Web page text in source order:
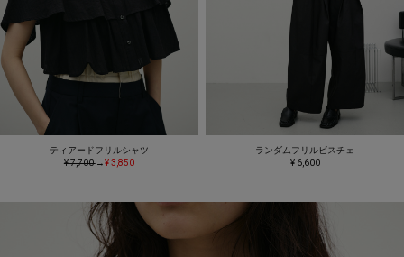
ティアードフリルシャツ
¥ 7,700→¥ 3,850
ランダムフリルビスチェ
¥ 6,600